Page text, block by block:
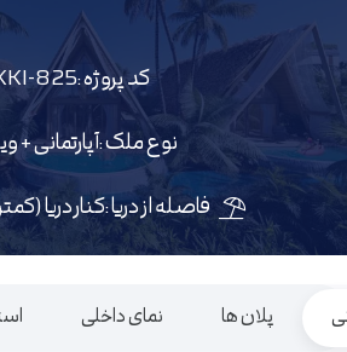
کد پروژه :825
نوع ملک :آپارتمانی +
فاصله از دریا :کنار دریا (کمتر
پلان ها نمای داخلی